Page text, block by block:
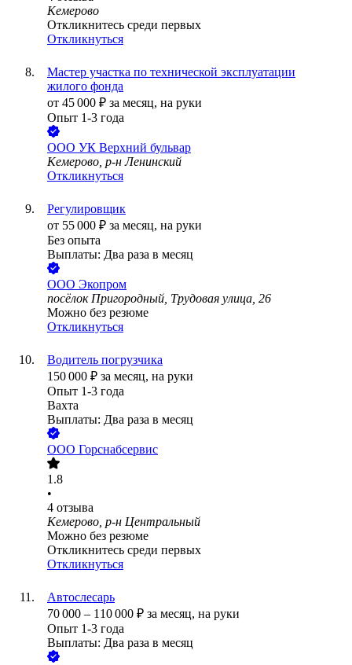
Кемерово
Откликнитесь среди первых
Откликнуться
Мастер участка по технической эксплуатации
жилого фонда
от 45 000 ₽ за месяц, на руки
Опыт 1-3 года
ООО УК Верхний бульвар
Кемерово, р-н Ленинский
Откликнуться
Регулировщик
от 55 000 ₽ за месяц, на руки
Без опыта
Выплаты: Два раза в месяц
ООО Экопром
посёлок Пригородный, Трудовая улица, 26
Можно без резюме
Откликнуться
Водитель погрузчика
150 000 ₽ за месяц, на руки
Опыт 1-3 года
Вахта
Выплаты: Два раза в месяц
ООО Горснабсервис
1.8
•
4 отзыва
Кемерово, р-н Центральный
Можно без резюме
Откликнитесь среди первых
Откликнуться
Автослесарь
70 000 – 110 000 ₽ за месяц, на руки
Опыт 1-3 года
Выплаты: Два раза в месяц